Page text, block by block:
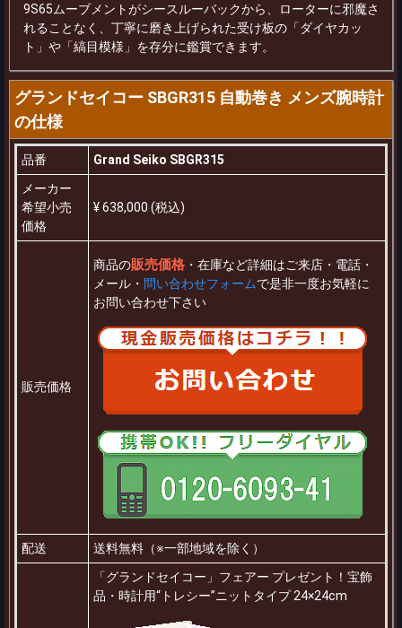
9S65ムーブメントがシースルーバックから、ローターに邪魔さ
れることなく、丁寧に磨き上げられた受け板の「ダイヤカッ
ト」や「縞目模様」を存分に鑑賞できます。
グランドセイコー SBGR315 自動巻き メンズ腕時計
の仕様
品番
Grand Seiko SBGR315
メーカー
希望小売
価格
¥ 638,000 (税込)
販売価格
商品の販売価格 ・在庫など詳細はご来店・電話・
メール・ 問い合わせフォームで是非一度お気軽に
お問い合わせ下さい
配送
送料無料（※一部地域を除く）
「グランドセイコー」フェアー プレゼント！宝飾
品・時計用“トレシー”ニットタイプ 24×24cm